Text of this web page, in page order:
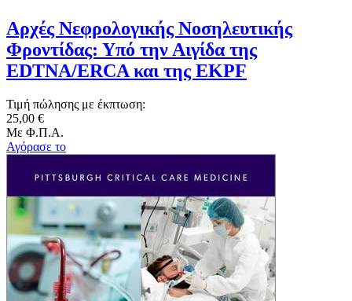
Αρχές Νεφρολογικής Νοσηλευτικής
Φροντίδας: Υπό την Αιγίδα της
EDTNA/ERCA και της EKPF
Τιμή πώλησης με έκπτωση:
25,00 €
Με Φ.Π.Α.
Αγόρασε το